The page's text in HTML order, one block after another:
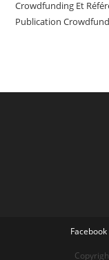
Crowdfunding Et
Publication
Facebook